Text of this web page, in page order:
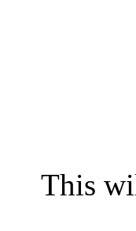
This